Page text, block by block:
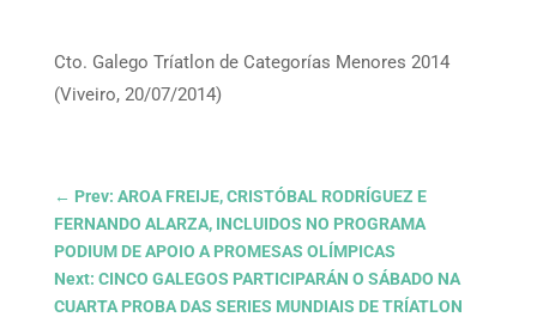
Cto. Galego Tríatlon de Categorías Menores 2014
(Viveiro, 20/07/2014)
← Prev: AROA FREIJE, CRISTÓBAL RODRÍGUEZ E
FERNANDO ALARZA, INCLUIDOS NO PROGRAMA
PODIUM DE APOIO A PROMESAS OLÍMPICAS
Next: CINCO GALEGOS PARTICIPARÁN O SÁBADO NA
CUARTA PROBA DAS SERIES MUNDIAIS DE TRÍATLON